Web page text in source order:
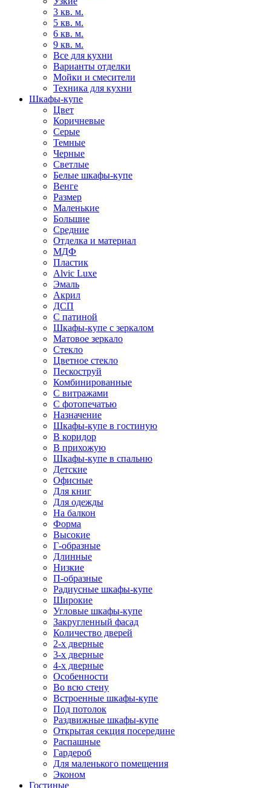
3 кв. м.
5 кв. м.
6 кв. м.
9 кв. м.
Все для кухни
Варианты отделки
Мойки и смесители
Техника для кухни
Шкафы-купе
Цвет
Коричневые
Серые
Темные
Черные
Светлые
Белые шкафы-купе
Венге
Размер
Маленькие
Большие
Средние
Отделка и материал
МДФ
Пластик
Alvic Luxe
Эмаль
Акрил
ДСП
С патиной
Шкафы-купе с зеркалом
Матовое зеркало
Стекло
Цветное стекло
Пескоструй
Комбинированные
С витражами
С фотопечатью
Назначение
Шкафы-купе в гостиную
В коридор
В прихожую
Шкафы-купе в спальню
Детские
Офисные
Для книг
Для одежды
На балкон
Форма
Высокие
Г-образные
Длинные
Низкие
П-образные
Радиусные шкафы-купе
Широкие
Угловые шкафы-купе
Закругленный фасад
Количество дверей
2-х дверные
3-х дверные
4-х дверные
Особенности
Во всю стену
Встроенные шкафы-купе
Под потолок
Раздвижные шкафы-купе
Открытая секция посередине
Распашные
Гардероб
Для маленького помещения
Эконом
Гостиные